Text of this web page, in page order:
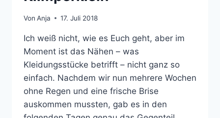
Von Anja 17. Juli 2018
Ich weiß nicht, wie es Euch geht, aber im
Moment ist das Nähen – was
Kleidungsstücke betrifft – nicht ganz so
einfach. Nachdem wir nun mehrere Wochen
ohne Regen und eine frische Brise
auskommen mussten, gab es in den